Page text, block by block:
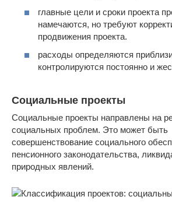
главные цели и сроки проекта
намечаются, но требуют
продвижения проекта.
расходы определяются
контролируются постоянно и
Социальные проекты
Социальные проекты направлены на
социальных проблем. Это может быть
совершенствование социального
пенсионного законодательства,
природных явлений.